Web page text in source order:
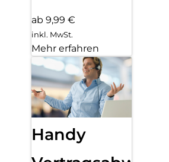
ab 9,99 €
inkl. MwSt.
Mehr erfahren
Handy